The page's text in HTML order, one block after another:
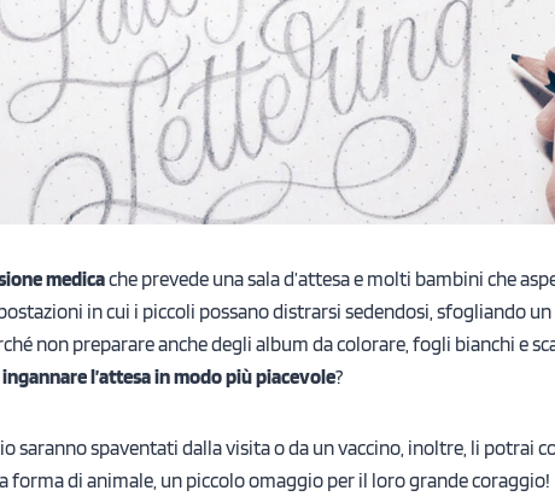
medicache prevede una sala d’attesa e molti bambini che
in cui i piccoli possano distrarsi sedendosi, sfogliando
non preparare anche degli album da colorare, fogli bianchi e
ingannare l’attesa in modo più piacevole?
saranno spaventati dalla visita o da un vaccino, inoltre, li potrai
forma di animale, un piccolo omaggio per il loro grande coraggio!